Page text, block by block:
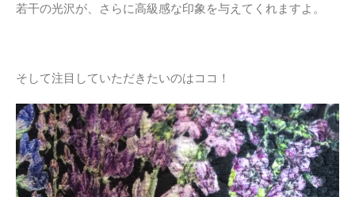
若干の光沢が、さらに高級感な印象を与えてくれますよ。
そして注目していただきたいのはココ！